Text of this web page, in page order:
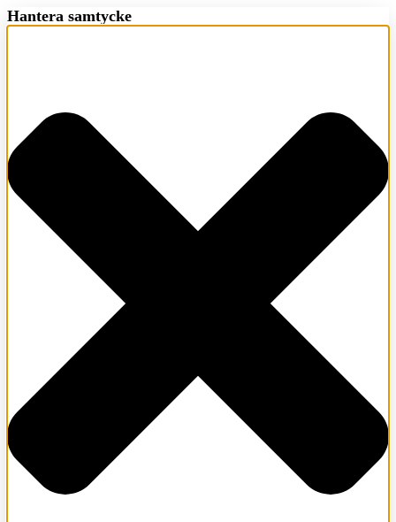
Hantera samtycke